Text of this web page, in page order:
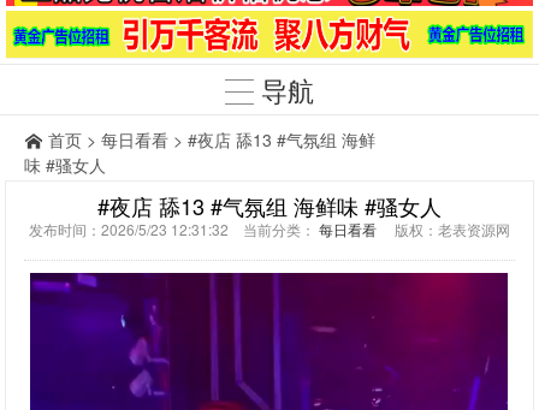
导航
首页 > 每日看看 > #夜店 舔13 #气氛组 海鲜
味 #骚女人
#夜店 舔13 #气氛组 海鲜味 #骚女人
发布时间：2026/5/23 12:31:32 当前分类： 每日看看 版权：老表资源网